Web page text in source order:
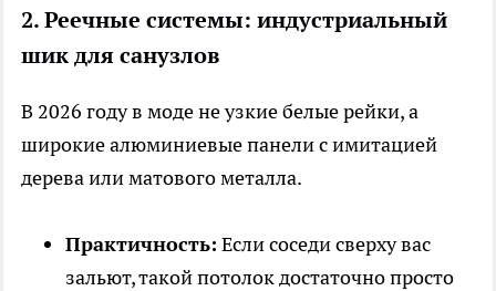
2. Реечные системы: индустриальный
шик для санузлов
В 2026 году в моде не узкие белые рейки, а
широкие алюминиевые панели с имитацией
дерева или матового металла.
Практичность: Если соседи сверху вас
зальют, такой потолок достаточно просто